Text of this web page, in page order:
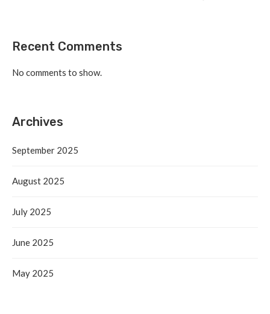
Recent Comments
No comments to show.
Archives
September 2025
August 2025
July 2025
June 2025
May 2025